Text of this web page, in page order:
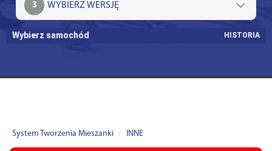
3
Wybierz samochód HISTORIA
System Tworzenia Mieszanki INNE